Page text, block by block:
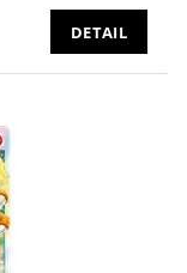
DETAIL